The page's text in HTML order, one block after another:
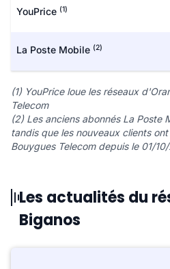
YouPrice (1)
La Poste Mobile (2)
(1) YouPrice loue les réseaux
Telecom
(2) Les anciens abonnés La Poste
tandis que les nouveaux clients
Bouygues Telecom depuis le 01/
Les actualités du
Biganos